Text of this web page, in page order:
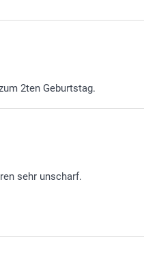
2ten Geburtstag.
sehr unscharf.
leid, dass Sie mit der
zufrieden sind. Für eine